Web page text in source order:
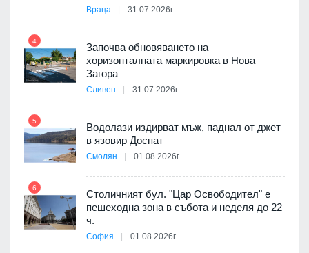
Враца 31.07.2026г.
4
Започва обновяването на
хоризонталната маркировка в Нова
Загора
Сливен 31.07.2026г.
5
Водолази издирват мъж, паднал от джет
в язовир Доспат
Смолян 01.08.2026г.
6
Столичният бул. "Цар Освободител" е
пешеходна зона в събота и неделя до 22
ч.
София 01.08.2026г.